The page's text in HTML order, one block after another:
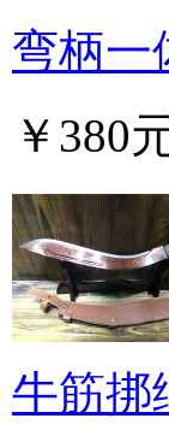
弯柄一
￥380
牛筋挷